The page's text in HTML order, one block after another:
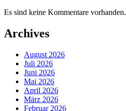
Es sind keine Kommentare vorhanden.
Archives
August 2026
Juli 2026
Juni 2026
Mai 2026
April 2026
März 2026
Februar 2026